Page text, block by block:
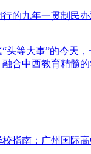
的九年一贯制民
头等大事”的今天
合中西教育精髓
校指南：广州国际